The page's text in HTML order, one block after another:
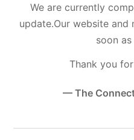
We are currently
update.Our website and
soon
Thank you
— The